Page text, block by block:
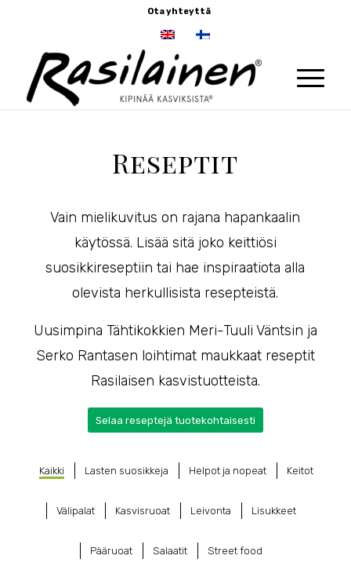
Ota yhteyttä
Reseptit
Vain mielikuvitus on rajana hapankaalin
käytössä. Lisää sitä joko keittiösi
suosikkireseptiin tai hae inspiraatiota alla
olevista herkullisista resepteistä.
Uusimpina Tähtikokkien Meri-Tuuli Väntsin ja
Serko Rantasen loihtimat maukkaat reseptit
Rasilaisen kasvistuotteista.
Selaa reseptejä tuotekohtaisesti
Kaikki Lasten suosikkeja Helpot ja nopeat Keitot
Välipalat Kasvisruoat Leivonta Lisukkeet
Pääruoat Salaatit Street food